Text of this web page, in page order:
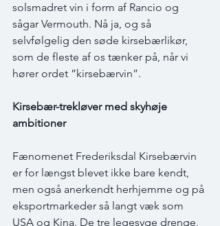
solsmadret vin i form af Rancio og
sågar Vermouth. Nå ja, og så
selvfølgelig den søde kirsebærlikør,
som de fleste af os tænker på, når vi
hører ordet ”kirsebærvin”.
Kirsebær-trekløver med skyhøje
ambitioner
Fænomenet Frederiksdal Kirsebærvin
er for længst blevet ikke bare kendt,
men også anerkendt herhjemme og på
eksportmarkeder så langt væk som
USA og Kina. De tre legesyge drenge,